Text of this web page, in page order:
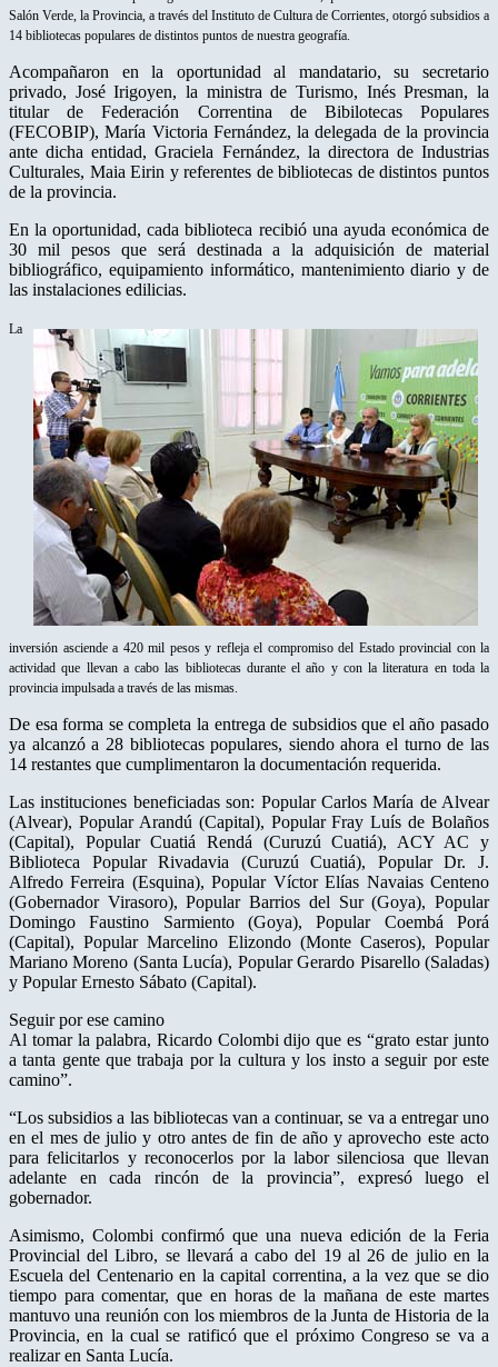
Salón Verde, la Provincia, a través del Instituto de Cultura de Corrientes, otorgó subsidios a
14 bibliotecas populares de distintos puntos de nuestra geografía.
Acompañaron en la oportunidad al mandatario, su secretario
privado, José Irigoyen, la ministra de Turismo, Inés Presman, la
titular de Federación Correntina de Bibilotecas Populares
(FECOBIP), María Victoria Fernández, la delegada de la provincia
ante dicha entidad, Graciela Fernández, la directora de Industrias
Culturales, Maia Eirin y referentes de bibliotecas de distintos puntos
de la provincia.
En la oportunidad, cada biblioteca recibió una ayuda económica de
30 mil pesos que será destinada a la adquisición de material
bibliográfico, equipamiento informático, mantenimiento diario y de
las instalaciones edilicias.
La
inversión asciende a 420 mil pesos y refleja el compromiso del Estado provincial con la
actividad que llevan a cabo las bibliotecas durante el año y con la literatura en toda la
provincia impulsada a través de las mismas.
De esa forma se completa la entrega de subsidios que el año pasado
ya alcanzó a 28 bibliotecas populares, siendo ahora el turno de las
14 restantes que cumplimentaron la documentación requerida.
Las instituciones beneficiadas son: Popular Carlos María de Alvear
(Alvear), Popular Arandú (Capital), Popular Fray Luís de Bolaños
(Capital), Popular Cuatiá Rendá (Curuzú Cuatiá), ACY AC y
Biblioteca Popular Rivadavia (Curuzú Cuatiá), Popular Dr. J.
Alfredo Ferreira (Esquina), Popular Víctor Elías Navaias Centeno
(Gobernador Virasoro), Popular Barrios del Sur (Goya), Popular
Domingo Faustino Sarmiento (Goya), Popular Coembá Porá
(Capital), Popular Marcelino Elizondo (Monte Caseros), Popular
Mariano Moreno (Santa Lucía), Popular Gerardo Pisarello (Saladas)
y Popular Ernesto Sábato (Capital).
Seguir por ese camino
Al tomar la palabra, Ricardo Colombi dijo que es “grato estar junto
a tanta gente que trabaja por la cultura y los insto a seguir por este
camino”.
“Los subsidios a las bibliotecas van a continuar, se va a entregar uno
en el mes de julio y otro antes de fin de año y aprovecho este acto
para felicitarlos y reconocerlos por la labor silenciosa que llevan
adelante en cada rincón de la provincia”, expresó luego el
gobernador.
Asimismo, Colombi confirmó que una nueva edición de la Feria
Provincial del Libro, se llevará a cabo del 19 al 26 de julio en la
Escuela del Centenario en la capital correntina, a la vez que se dio
tiempo para comentar, que en horas de la mañana de este martes
mantuvo una reunión con los miembros de la Junta de Historia de la
Provincia, en la cual se ratificó que el próximo Congreso se va a
realizar en Santa Lucía.